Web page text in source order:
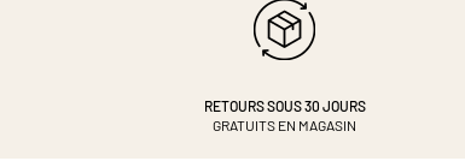
RETOURS SOUS 30 JOURS
GRATUITS EN MAGASIN